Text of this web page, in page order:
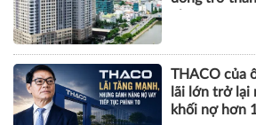
THACO của
lãi lớn trở lại
khối nợ hơn